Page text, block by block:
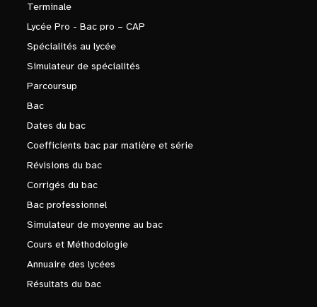
Terminale
Lycée Pro - Bac pro – CAP
Spécialités au lycée
Simulateur de spécialités
Parcoursup
Bac
Dates du bac
Coefficients bac par matière et série
Révisions du bac
Corrigés du bac
Bac professionnel
Simulateur de moyenne au bac
Cours et Méthodologie
Annuaire des lycées
Résultats du bac